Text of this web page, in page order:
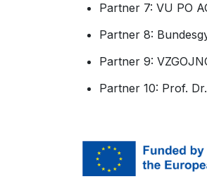
Partner 7: VU PO
Partner 8:
Partner 9:
Partner 10: Prof.